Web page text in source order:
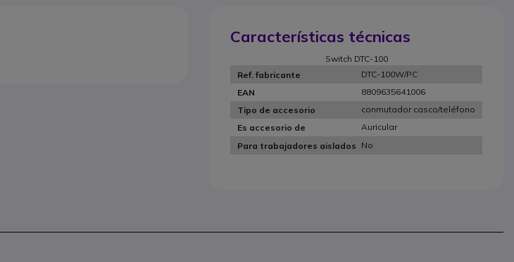
Características técnicas
Switch DTC-100
Ref. fabricante
DTC-100W/PC
EAN
8809635641006
Tipo de accesorio
conmutador casco/teléfono
Es accesorio de
Auricular
Para trabajadores aislados No